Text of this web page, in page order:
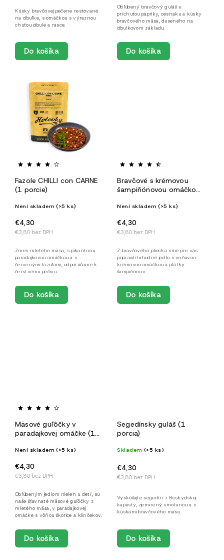
Do košíka
Kúsky bravčovej pečene restované
na cibuľke, s omáčkou s výraznou
chuťou cibule a rasce.
Do košíka
Obľúbený bravčový guláš s
príchuťou papriky, cesnaku a kúsky
bravčového mäsa, duseného na
cibulkovom základu.
Fazole CHILLI con CARNE
(1 porcie)
Není skladem (>5 ks)
€3,80 bez DPH
€4,30
Do košíka
Zmes mletého mäsa, s pikantnou
paradajkovou omáčkou a s
červenými fazuľami, odporúčame k
čerstvému pečivu.
Bravčové s krémovou
šampiňónovou omáčkou
Není skladem (>5 ks)
€3,80 bez DPH
€4,30
Do košíka
Z bravčového pliecka sme pre vás
pripravili lahodné jedlo s voňavou
krémovou omáčkou a plátky
šampiňónov.
Mäsové guľôčky v
paradajkovej omáčke (1
Není skladem (>5 ks)
€3,80 bez DPH
€4,30
Do košíka
Obľúbeným jedlom nielen u detí, sú
naše šťavnaté mäsové guľôčky z
mletého mäsa, v paradajkovej
omáčke s vôňou škorice a klinčekov.
Segedínsky guláš (1
porcia)
Skladem (>5 ks)
€3,80 bez DPH
€4,30
Do košíka
Vyskúšajte segedín z Beskydskej
kapusty, zjemnený smotanou a s
kúskami bravčového mäsa.